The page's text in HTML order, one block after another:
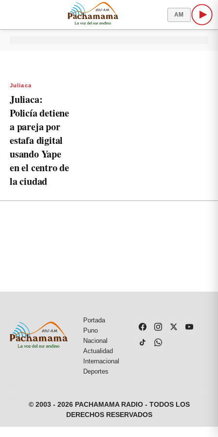
AM
Juliaca
Juliaca:
Policía detiene
a pareja por
estafa digital
usando Yape
en el centro de
la ciudad
Portada
Puno
Nacional
Actualidad
Internacional
Deportes
© 2003 - 2026 PACHAMAMA RADIO - TODOS LOS
DERECHOS RESERVADOS